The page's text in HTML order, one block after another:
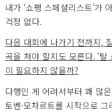
내가 ‘쇼팽 스페셜리스트’가
걱정 없다.
다음 대회에 나가기 전까지,
곡을 쳐야 할지도 모른다. ‘탈
이 필요하지 않을까?
다행인 게 어려서부터 꽤 많
토벤·모차르트를 시작으로